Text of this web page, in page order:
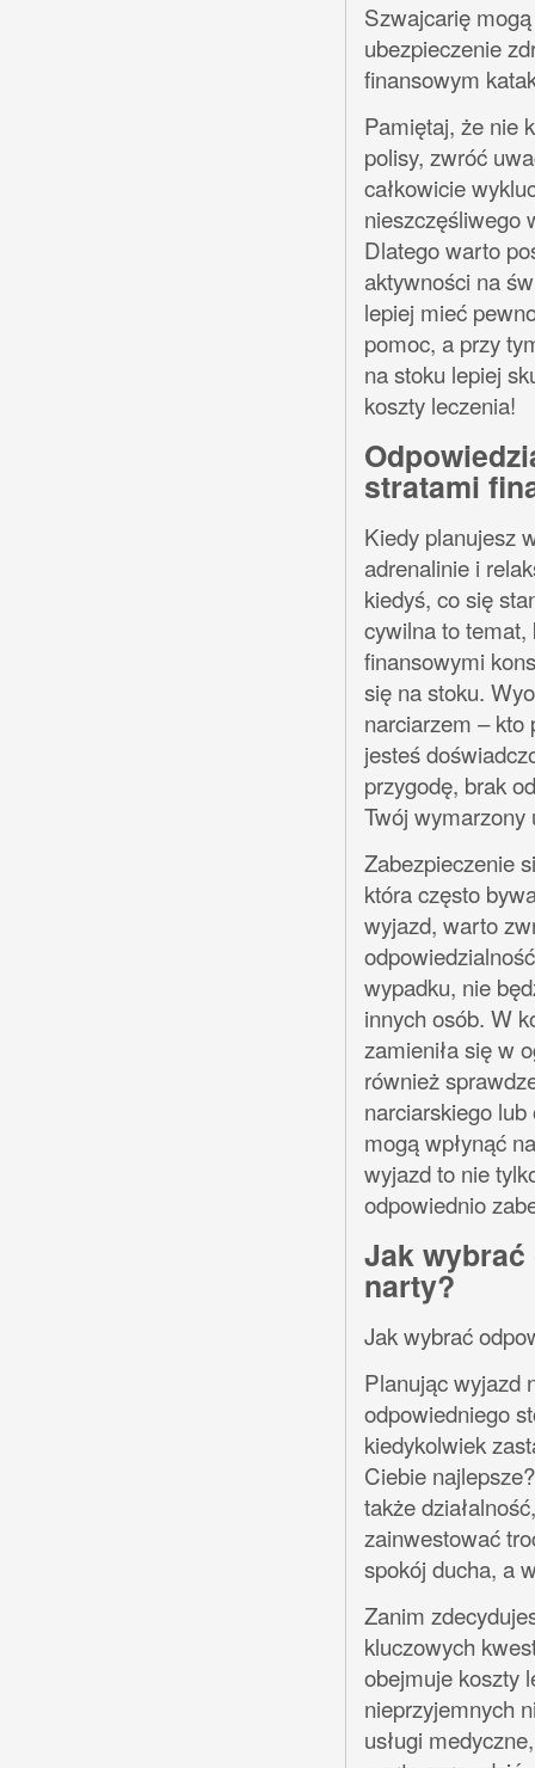
Szwajcarię
ubezpieczenie
finansowym
Pamiętaj, że nie
polisy, zwróć
całkowicie
nieszczęśliwego
Dlatego warto
aktywności na
lepiej mieć
pomoc, a przy
na stoku lepiej
koszty leczenia!
stratami
Kiedy planujesz
adrenalinie i
kiedyś, co się
cywilna to
finansowymi
się na stoku.
narciarzem – kto
jesteś
przygodę, brak
Twój wymarzony
Zabezpieczenie
która często
wyjazd, warto
wypadku, nie
innych osób. W
zamieniła się w
również
narciarskiego
mogą wpłynąć
wyjazd to nie
odpowiednio
Jak wybrać
narty?
Jak wybrać
Planując wyjazd
odpowiedniego
kiedykolwiek
Ciebie
także
zainwestować
spokój ducha, a
Zanim
kluczowych
obejmuje koszty
nieprzyjemnych
usługi